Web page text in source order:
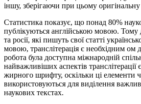
іншу, зберігаючи при цьому оригінальну
Статистика показує, що понад 80%
публікуються англійською мовою. Тому
та росії, які пишуть свої статті
мовою, транслітерація є необхідним ом
робота була доступна міжнародній
найважливіших аспектів транслітерації
жирного шрифту, оскільки ці елементи
використовуються для виділення
наукових текстах.